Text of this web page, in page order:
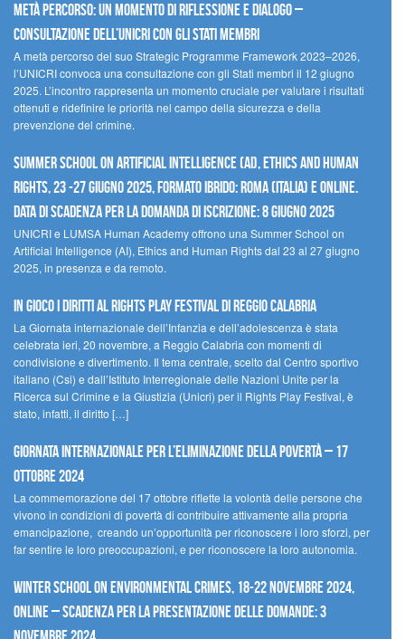
Metà percorso: un momento di riflessione e dialogo –
Consultazione dell’UNICRI con gli Stati membri
A metà percorso del suo Strategic Programme Framework 2023–2026,
l’UNICRI convoca una consultazione con gli Stati membri il 12 giugno
2025. L’incontro rappresenta un momento cruciale per valutare i risultati
ottenuti e ridefinire le priorità nel campo della sicurezza e della
prevenzione del crimine.
Summer School on Artificial Intelligence (AI), Ethics and Human
Rights, 23 -27 giugno 2025, Formato Ibrido: Roma (Italia) e online.
Data di scadenza per la domanda di iscrizione: 8 giugno 2025
UNICRI e LUMSA Human Academy offrono una Summer School on
Artificial Intelligence (AI), Ethics and Human Rights dal 23 al 27 giugno
2025, in presenza e da remoto.
In gioco i diritti al Rights Play Festival di Reggio Calabria
La Giornata internazionale dell’Infanzia e dell’adolescenza è stata
celebrata ieri, 20 novembre, a Reggio Calabria con momenti di
condivisione e divertimento. Il tema centrale, scelto dal Centro sportivo
italiano (Csi) e dall’Istituto Interregionale delle Nazioni Unite per la
Ricerca sul Crimine e la Giustizia (Unicri) per il Rights Play Festival, è
stato, infatti, il diritto […]
Giornata internazionale per l’eliminazione della povertà – 17
ottobre 2024
La commemorazione del 17 ottobre riflette la volontà delle persone che
vivono in condizioni di povertà di contribuire attivamente alla propria
emancipazione, creando un’opportunità per riconoscere i loro sforzi, per
far sentire le loro preoccupazioni, e per riconoscere la loro autonomia.
Winter School on Environmental Crimes, 18-22 novembre 2024,
Online – Scadenza per la presentazione delle domande: 3